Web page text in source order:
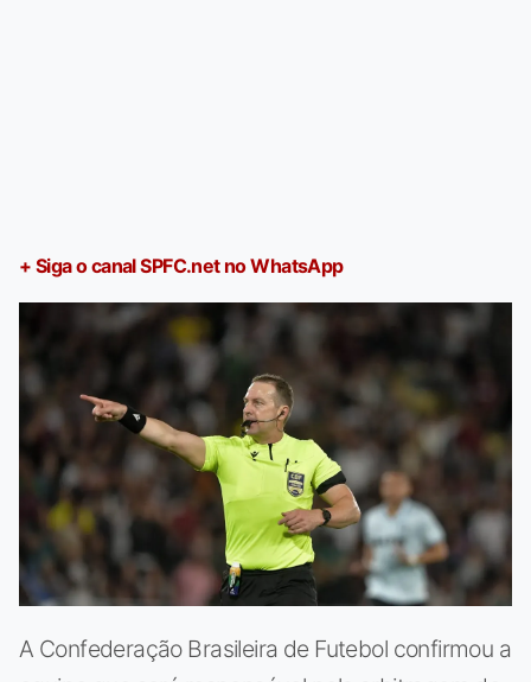
+ Siga o canal SPFC.net no WhatsApp
A Confederação Brasileira de Futebol confirmou a